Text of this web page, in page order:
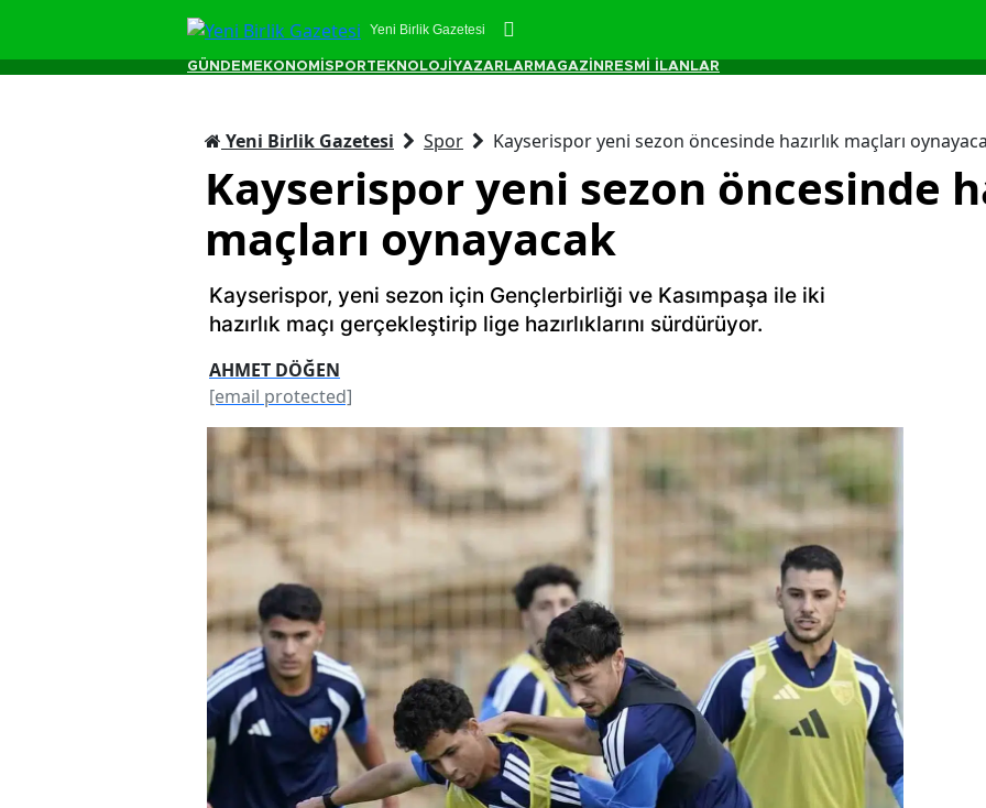
Yeni Birlik Gazetesi
GÜNDEM EKONOMİ SPORTEKNOLOJİ YAZARLAR MAGAZİN RESMİ İLANLAR
Yeni Birlik Gazetesi Spor Kayserispor yeni sezon öncesinde hazırlık maçları
Kayserispor yeni sezon öncesinde
maçları oynayacak
Kayserispor, yeni sezon için Gençlerbirliği ve Kasımpaşa ile iki
hazırlık maçı gerçekleştirip lige hazırlıklarını sürdürüyor.
AHMET DÖĞEN
[email protected]